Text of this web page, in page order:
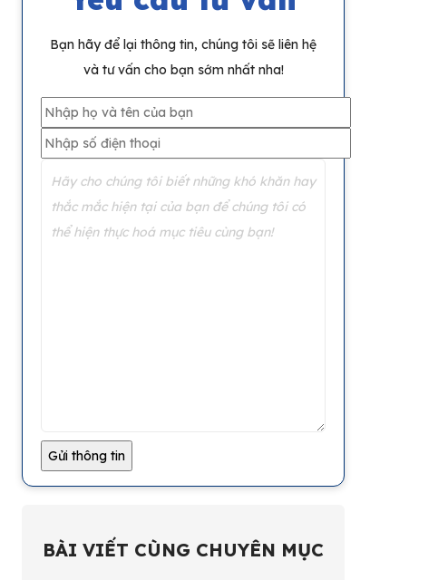
Bạn hãy để lại thông tin, chúng tôi sẽ liên hệ
và tư vấn cho bạn sớm nhất nha!
BÀI VIẾT CÙNG CHUYÊN MỤC